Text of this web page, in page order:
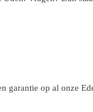
garantie op al onze